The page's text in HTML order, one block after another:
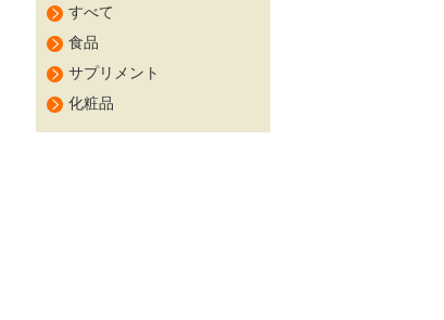
すべて
食品
サプリメント
化粧品